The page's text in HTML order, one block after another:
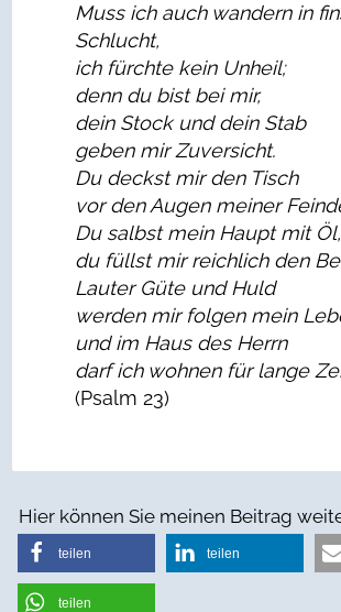
Muss ich auch wandern in
Schlucht,
ich fürchte kein Unheil;
denn du bist bei mir,
dein Stock und dein Stab
geben mir Zuversicht.
Du deckst mir den Tisch
vor den Augen meiner
Du salbst mein Haupt mit Öl,
du füllst mir reichlich den
Lauter Güte und Huld
werden mir folgen mein
und im Haus des Herrn
darf ich wohnen für lange
(Psalm 23)
Hier können Sie meinen Beitrag
teilen teilen
teilen